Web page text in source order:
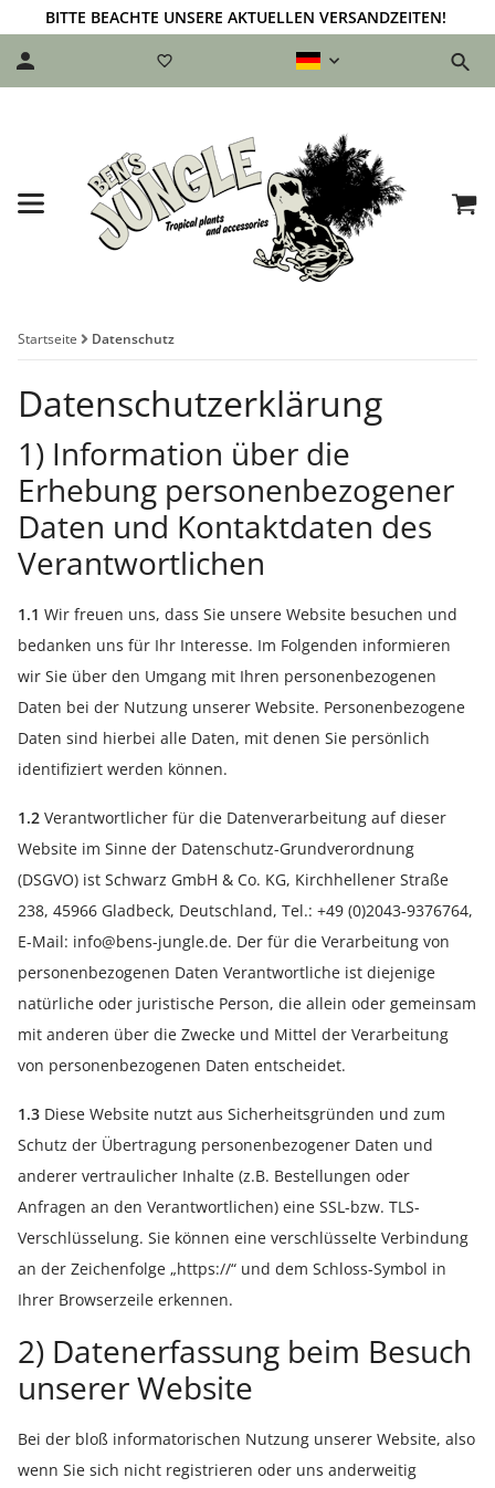
BITTE BEACHTE UNSERE AKTUELLEN VERSANDZEITEN!
Startseite Datenschutz
Datenschutzerklärung Bens Jungle
Datenschutzerklärung
1) Information über die
Erhebung personenbezogener
Daten und Kontaktdaten des
Verantwortlichen
1.1 Wir freuen uns, dass Sie unsere Website besuchen und
bedanken uns für Ihr Interesse. Im Folgenden informieren
wir Sie über den Umgang mit Ihren personenbezogenen
Daten bei der Nutzung unserer Website. Personenbezogene
Daten sind hierbei alle Daten, mit denen Sie persönlich
identifiziert werden können.
1.2 Verantwortlicher für die Datenverarbeitung auf dieser
Website im Sinne der Datenschutz-Grundverordnung
(DSGVO) ist Schwarz GmbH & Co. KG, Kirchhellener Straße
238, 45966 Gladbeck, Deutschland, Tel.: +49 (0)2043-9376764,
E-Mail: info@bens-jungle.de. Der für die Verarbeitung von
personenbezogenen Daten Verantwortliche ist diejenige
natürliche oder juristische Person, die allein oder gemeinsam
mit anderen über die Zwecke und Mittel der Verarbeitung
von personenbezogenen Daten entscheidet.
1.3 Diese Website nutzt aus Sicherheitsgründen und zum
Schutz der Übertragung personenbezogener Daten und
anderer vertraulicher Inhalte (z.B. Bestellungen oder
Anfragen an den Verantwortlichen) eine SSL-bzw. TLS-
Verschlüsselung. Sie können eine verschlüsselte Verbindung
an der Zeichenfolge „https://“ und dem Schloss-Symbol in
Ihrer Browserzeile erkennen.
2) Datenerfassung beim Besuch
unserer Website
Bei der bloß informatorischen Nutzung unserer Website, also
wenn Sie sich nicht registrieren oder uns anderweitig